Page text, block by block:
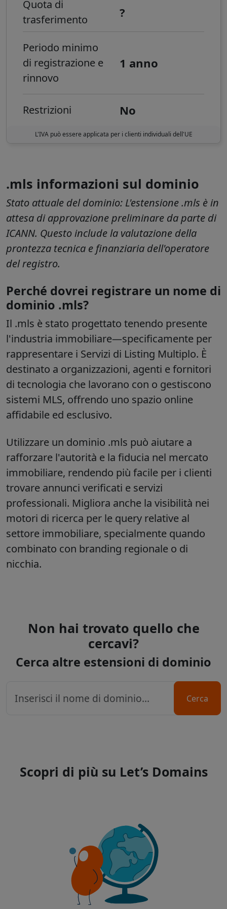
Quota di
trasferimento
?
Periodo minimo
di registrazione e
rinnovo
1 anno
Restrizioni No
L'IVA può essere applicata per i clienti individuali dell'UE
.mls informazioni sul dominio
Stato attuale del dominio: L'estensione .mls è in
attesa di approvazione preliminare da parte di
ICANN. Questo include la valutazione della
prontezza tecnica e finanziaria dell'operatore
del registro.
Perché dovrei registrare un nome di
dominio .mls?
Il .mls è stato progettato tenendo presente
l'industria immobiliare—specificamente per
rappresentare i Servizi di Listing Multiplo. È
destinato a organizzazioni, agenti e fornitori
di tecnologia che lavorano con o gestiscono
sistemi MLS, offrendo uno spazio online
affidabile ed esclusivo.
Utilizzare un dominio .mls può aiutare a
rafforzare l'autorità e la fiducia nel mercato
immobiliare, rendendo più facile per i clienti
trovare annunci verificati e servizi
professionali. Migliora anche la visibilità nei
motori di ricerca per le query relative al
settore immobiliare, specialmente quando
combinato con branding regionale o di
nicchia.
Non hai trovato quello che
cercavi?
Cerca altre estensioni di dominio
Cerca